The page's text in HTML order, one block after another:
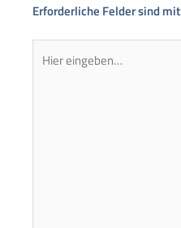
Erforderliche Felder sind mit
eingeben…